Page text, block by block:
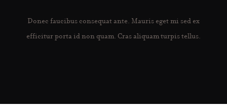
Donec faucibus consequat ante. Mauris eget mi sed ex
efficitur porta id non quam. Cras aliquam turpis tellus.